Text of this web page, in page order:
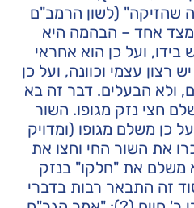
שהזיקה" (לשון הרמב"ם
מצד אחד – הבהמה היא
בידו, ועל כן הוא אחראי
רצון עצמי וכוונה, ועל כן
ולא הבעלים. דבר זה בא
חצי נזק מגופו. השור
כן משלם מגופו (ומדויק
את השור החי וחצו את
משלם את "חלקו" בנזק
זה התבאר רבות בדברי